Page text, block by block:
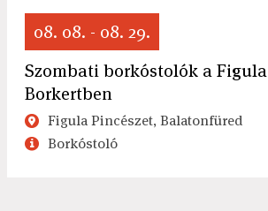
08. 08. - 08. 29.
Szombati borkóstolók a Figula
Borkertben
Figula Pincészet, Balatonfüred
Borkóstoló